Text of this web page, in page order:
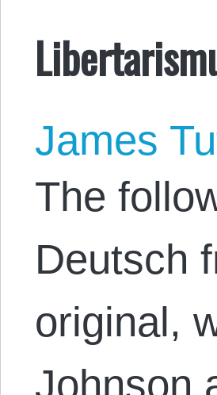
James
The
Deutsch
original,
Johnson